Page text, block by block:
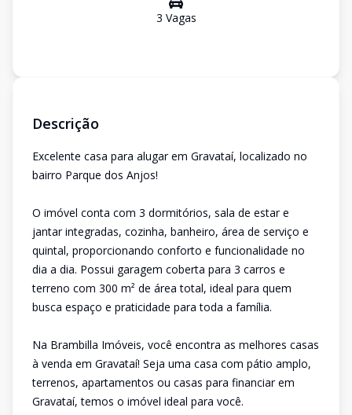
3 Vagas
Descrição
Excelente casa para alugar em Gravataí, localizado no
bairro Parque dos Anjos!
O imóvel conta com 3 dormitórios, sala de estar e
jantar integradas, cozinha, banheiro, área de serviço e
quintal, proporcionando conforto e funcionalidade no
dia a dia. Possui garagem coberta para 3 carros e
terreno com 300 m² de área total, ideal para quem
busca espaço e praticidade para toda a família.
Na Brambilla Imóveis, você encontra as melhores casas
à venda em Gravataí! Seja uma casa com pátio amplo,
terrenos, apartamentos ou casas para financiar em
Gravataí, temos o imóvel ideal para você.